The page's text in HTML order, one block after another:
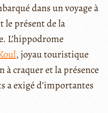
dans un voyage à
le présent de la
L’hippodrome
, joyau touristique
à craquer et la présence
a exigé d’importantes